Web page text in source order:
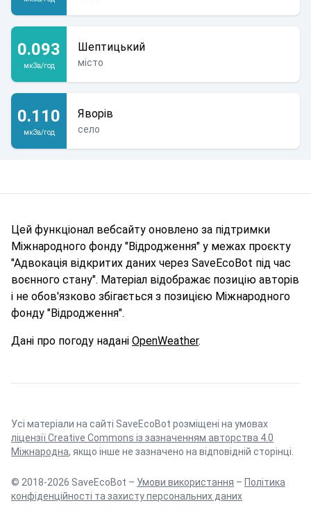
0.093
мкЗв/год
Шептицький
місто
0.110
мкЗв/год
Яворів
село
Цей функціонал вебсайту оновлено за підтримки
Міжнародного фонду "Відродження" у межах проєкту
"Адвокація відкритих даних через SaveEcoBot під час
воєнного стану". Матеріал відображає позицію авторів
і не обов'язково збігається з позицією Міжнародного
фонду "Відродження".
Дані про погоду надані OpenWeather.
Усі матеріали на сайті SaveEcoBot розміщені на умовах
ліцензії Creative Commons із зазначенням авторства 4.0
Міжнародна, якщо інше не зазначено на відповідній сторінці.
© 2018-2026 SaveEcoBot – Умови використання – Політика
конфіденційності та захисту персональних даних